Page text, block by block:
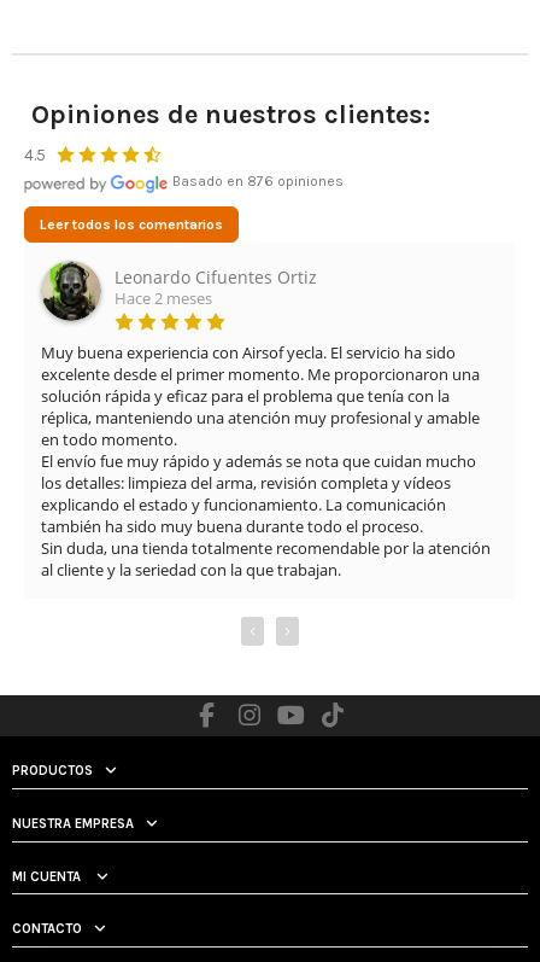
Opiniones de nuestros clientes:
4.5
Basado en 876 opiniones
Leer todos los comentarios
Leonardo Cifuentes Ortiz
Hace 2 meses
Muy buena experiencia con Airsof yecla. El servicio ha sido
excelente desde el primer momento. Me proporcionaron una
solución rápida y eficaz para el problema que tenía con la
réplica, manteniendo una atención muy profesional y amable
en todo momento.
El envío fue muy rápido y además se nota que cuidan mucho
los detalles: limpieza del arma, revisión completa y vídeos
explicando el estado y funcionamiento. La comunicación
también ha sido muy buena durante todo el proceso.
Sin duda, una tienda totalmente recomendable por la atención
al cliente y la seriedad con la que trabajan.
‹ ›
PRODUCTOS
NUESTRA EMPRESA
MI CUENTA
CONTACTO